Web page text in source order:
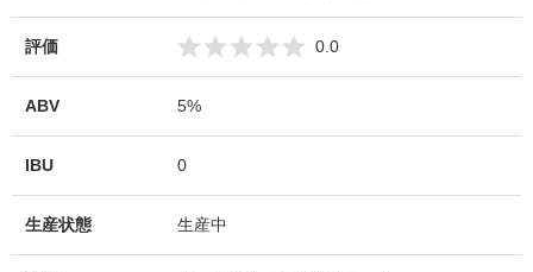
評価 0.0
ABV 5%
IBU 0
生産状態 生産中